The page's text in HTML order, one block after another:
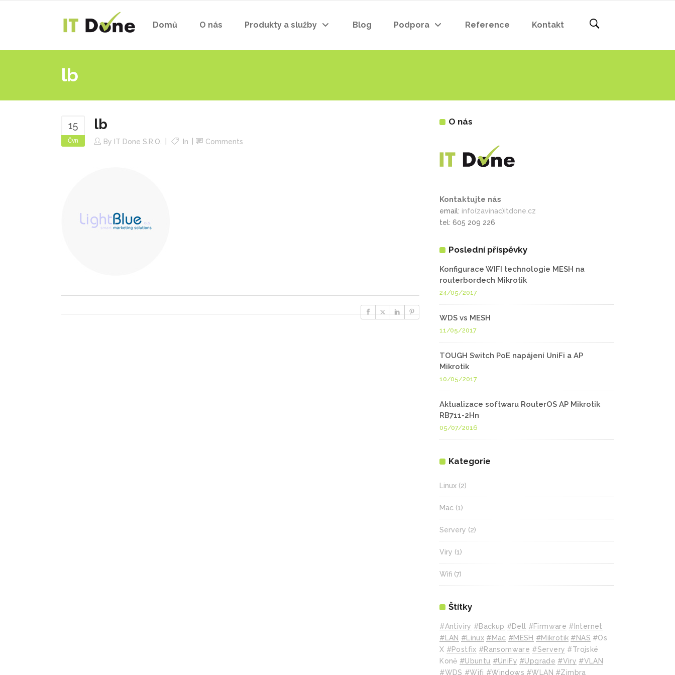
Domů O nás Produkty a služby Blog Podpora Reference Kontakt
lb
15
Čvn
lb
By IT Done S.r.o. In Comments
O nás
Kontaktujte nás
email: info(zavinac)itdone.cz
tel: 605 209 226
Poslední příspěvky
Konfigurace WIFI technologie MESH na
routerbordech Mikrotik
24/05/2017
WDS vs MESH
11/05/2017
TOUGH Switch PoE napájení UniFi a AP
Mikrotik
10/05/2017
Aktualizace softwaru RouterOS AP Mikrotik
RB711-2Hn
05/07/2016
Kategorie
Linux (2)
Mac (1)
Servery (2)
Viry (1)
Wifi (7)
Štítky
#Antiviry #backup #Dell #Firmware #internet
#LAN #Linux #mac #MESH #mikrotik #NAS #Os
X #Postfix #Ransomware #Servery #Trojské
Koně #Ubuntu #UniFy #Upgrade #Viry #VLAN
#WDS #wifi #Windows #WLAN #Zimbra